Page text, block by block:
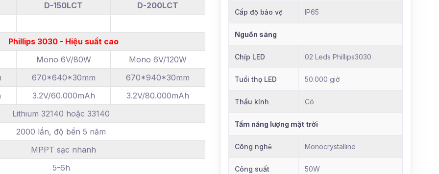
D-150LCT
D-200LCT
Phillips 3030 - Hiệu suất cao
Mono 6V/80W
Mono 6V/120W
670*640*30mm
670*940*30mm
3.2V/60.000mAh
3.2V/80.000mAh
Lithium 32140 hoặc 33140
2000 lần, độ bền 5 năm
MPPT sạc nhanh
5-6h
Cấp độ bảo vệ IP65
Nguồn sáng
Chíp LED 02 Leds Phillips3030
Tuổi thọ LED 50.000 giờ
Thấu kính Có
Tấm năng lượng mặt trời
Công nghệ Monocrystalline
Công suất 50W